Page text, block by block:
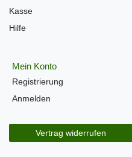
Kasse
Hilfe
Mein Konto
Registrierung
Anmelden
Vertrag widerrufen